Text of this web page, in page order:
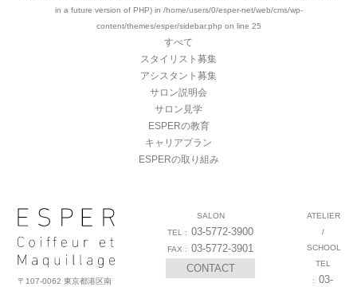
in a future version of PHP) in /home/users/0/esper-net/web/cms/wp-
content/themes/esper/sidebar.php on line 25
すべて
スタイリスト募集
アシスタント募集
サロン説明会
サロン見学
ESPERの教育
キャリアプラン
ESPERの取り組み
〒107-0062 東京都港区南
SALON
03-5772-3900
03-5772-3901
CONTACT
ATELIER
/
SCHOOL
03-